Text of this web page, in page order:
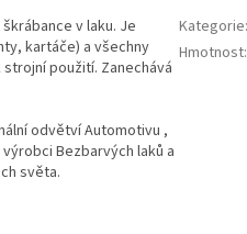
v laku. Je
kartáče) a všechny
použití. Zanechává
odvětví Automotivu ,
Bezbarvých laků a
světa.
Kategorie:
Hmotnost: